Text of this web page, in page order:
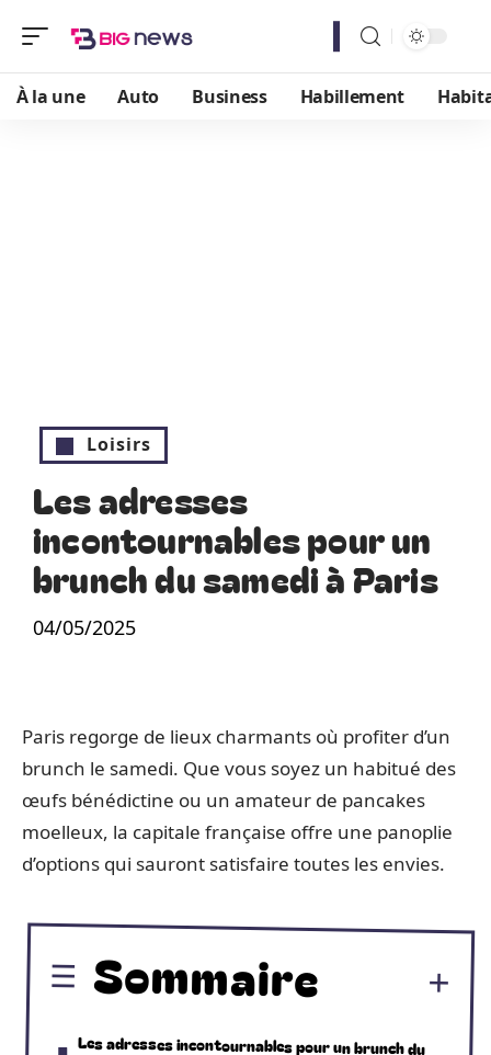
À la une Auto Business Habillement
Loisirs
Les adresses
incontournables pour un
brunch du samedi à Paris
04/05/2025
Paris regorge de lieux charmants où profiter d’un
brunch le samedi. Que vous soyez un habitué des
œufs bénédictine ou un amateur de pancakes
moelleux, la capitale française offre une panoplie
d’options qui sauront satisfaire toutes les envies.
Sommaire
Les adresses incontournables pour un brunch du